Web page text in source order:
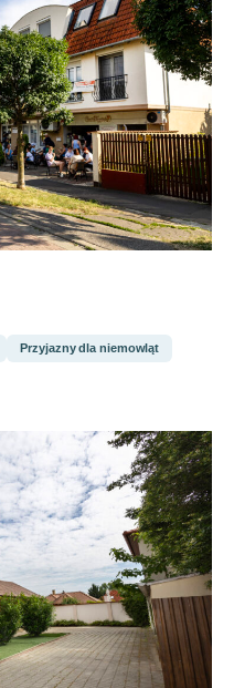
Przyjazny dla niemowląt